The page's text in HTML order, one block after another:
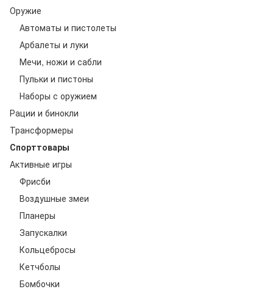
Оружие
Автоматы и пистолеты
Арбалеты и луки
Мечи, ножи и сабли
Пульки и пистоны
Наборы с оружием
Рации и бинокли
Трансформеры
Спорттовары
Активные игры
Фрисби
Воздушные змеи
Планеры
Запускалки
Кольцебросы
Кетчболы
Бомбочки